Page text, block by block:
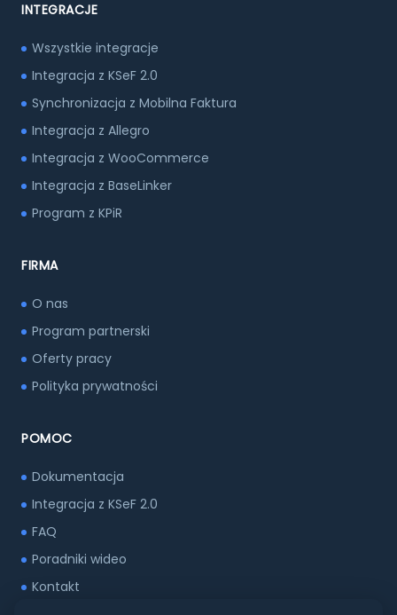
INTEGRACJE
Wszystkie integracje
Integracja z KSeF 2.0
Synchronizacja z Mobilna Faktura
Integracja z Allegro
Integracja z WooCommerce
Integracja z BaseLinker
Program z KPiR
FIRMA
O nas
Program partnerski
Oferty pracy
Polityka prywatności
POMOC
Dokumentacja
Integracja z KSeF 2.0
FAQ
Poradniki wideo
Kontakt